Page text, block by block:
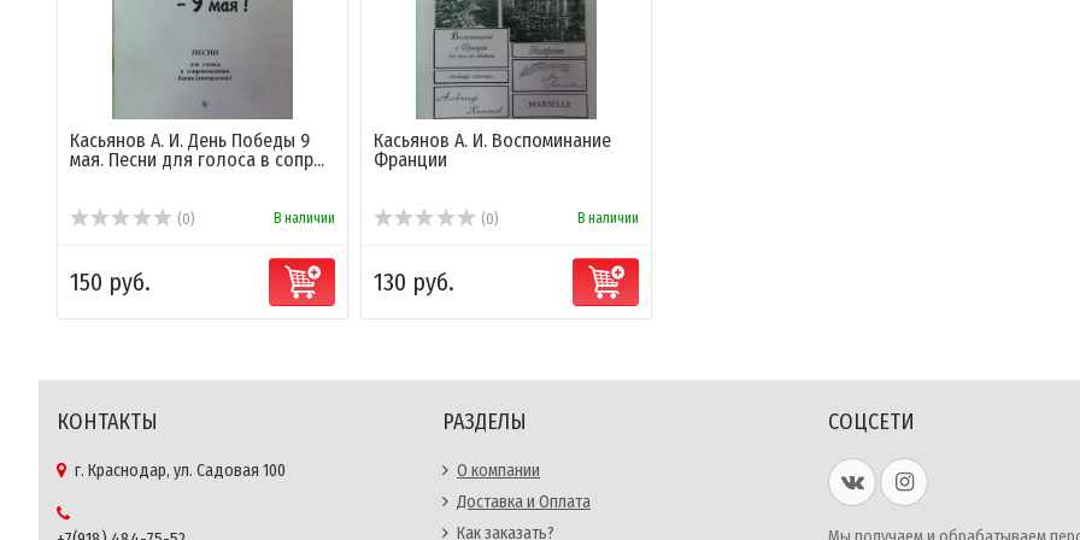
Касьянов А. И. День Победы 9
мая. Песни для голоса в сопр...
(0) В наличии
150 руб.
Касьянов А. И. Воспоминание
Франции
(0) В наличии
130 руб.
КОНТАКТЫ
г. Краснодар, ул. Садовая 100
РАЗДЕЛЫ
О компании
Доставка и Оплата
Как заказать?
СОЦСЕТИ